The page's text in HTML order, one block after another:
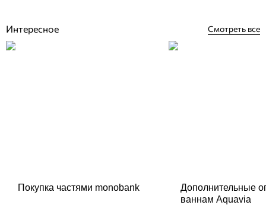
Интересное Смотреть все
Покупка частями monobank
Дополнительные
ваннам Aquavia